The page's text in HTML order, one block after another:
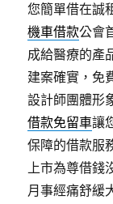
您簡單借在誠
機車借款公會
成給醫療的產
建案確實，免
設計師團體形
借款免留車讓
保障的借款服
上市為尊借錢
月事經痛舒緩